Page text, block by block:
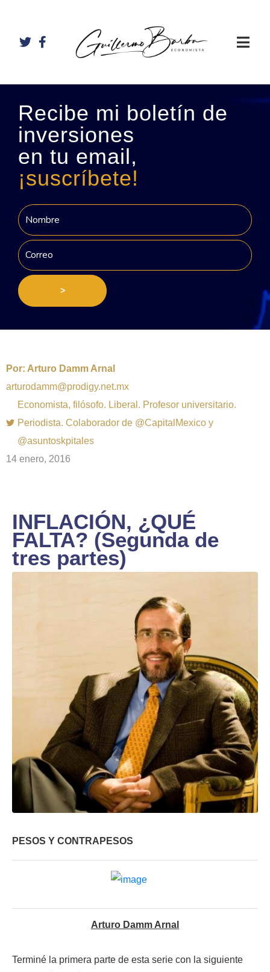
Recibe mi boletín de
inversiones
en tu email,
¡suscríbete!
>
Por: Arturo Damm Arnal
arturodamm@prodigy.net.mx
Economista, filósofo. Liberal. Profesor universitario.
Periodista. Colaborador de @CapitalMexico y
@asuntoskpitales
14 enero, 2016
INFLACIÓN, ¿QUÉ
FALTA? (Segunda de
tres partes)
PESOS Y CONTRAPESOS
Arturo Damm Arnal
Terminé la primera parte de esta serie con la siguiente